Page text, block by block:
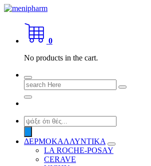
Skip
content
shop 2 easily
0
No products in the cart.
Search
for:
Products
search
ΔΕΡΜΟΚΑΛΛΥΝΤΙΚΑ
LA ROCHE-POSAY
CERAVE